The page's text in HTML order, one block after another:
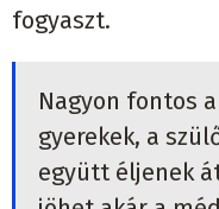
fogyaszt.
Nagyon fontos
gyerekek, a
együtt éljenek